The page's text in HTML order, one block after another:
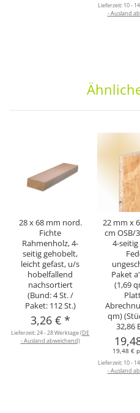
Lieferzeit: 10 -
- Ausland
28 x 68 mm nord.
Fichte
Rahmenholz, 4-
seitig gehobelt,
leicht gefast, u/s
hobelfallend
nachsortiert
(Bund: 4 St. /
Paket: 112 St.)
3,26 € *
Lieferzeit:24 - 28 Werktage(DE
- Ausland abweichend)
22 mm x
cm OSB/
4-
Paket
(1,69
qm)
32,86
19,48 €
Lieferzeit: 10 -
- Ausland